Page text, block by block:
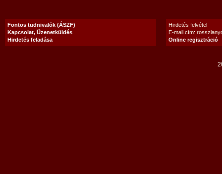
Fontos tudnivalók (ÁSZF)
Kapcsolat, Üzenetküldés
Hirdetés feladása
Hirdetés felvétel
E-mail cím:
Online regisztráció